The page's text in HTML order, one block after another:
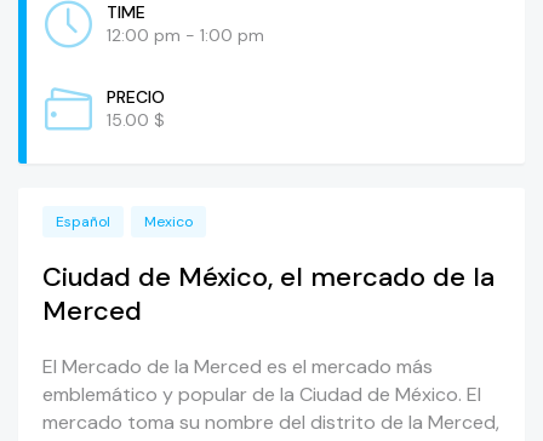
TIME
12:00 pm - 1:00 pm
PRECIO
15.00 $
Español Mexico
Ciudad de México, el mercado de la
Merced
El Mercado de la Merced es el mercado más
emblemático y popular de la Ciudad de México. El
mercado toma su nombre del distrito de la Merced,